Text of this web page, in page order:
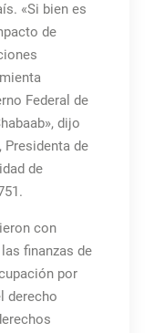
«Si bien es
de
Federal de
dijo
Presidenta de
de
con
finanzas de
por
derecho